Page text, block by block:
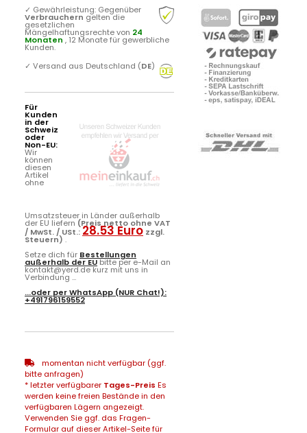
✓ Gewährleistung: Gegenüber
Verbrauchern gelten die
gesetzlichen
Mängelhaftungsrechte von 24
Monaten , 12 Monate für gewerbliche
Kunden.
✓ Versand aus Deutschland (DE)
Für
Kunden
in der
Schweiz
oder
Non-EU:
Wir
können
diesen
Artikel
ohne
Umsatzsteuer in Länder außerhalb
der EU liefern (Preis netto ohne VAT
/ MwSt. / USt.:28.53 Euro zzgl.
Steuern) .
Setze dich für Bestellungen
außerhalb der EUbitte per e-Mail an
kontakt@yerd.de kurz mit uns in
Verbindung ...
...oder perWhatsApp (NUR Chat!):
+491796159552
momentan nicht verfügbar (ggf.
bitte anfragen)
* letzter verfügbarer Tages-Preis Es
werden keine freien Bestände in den
verfügbaren Lägern angezeigt.
Verwenden Sie ggf. das Fragen-
Formular auf dieser Artikel-Seite für